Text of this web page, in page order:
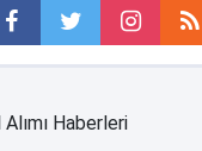
Haberleri